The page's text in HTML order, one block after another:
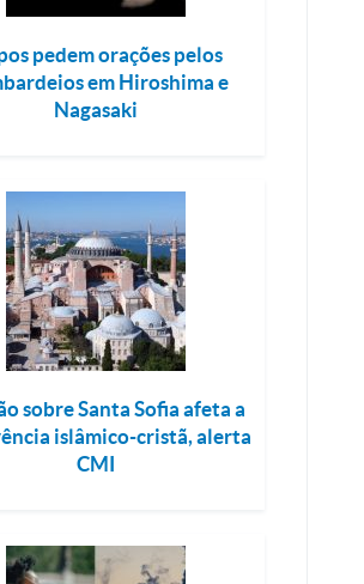
pedem orações pelos
em Hiroshima e
Nagasaki
sobre Santa Sofia afeta a
islâmico-cristã, alerta
CMI